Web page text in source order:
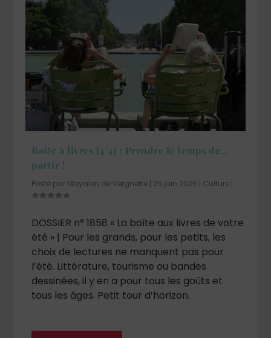
Boîte à livres (4/4) : Prendre le temps de…
partir !
Posté par Mayalen de Vergnette 26 juin 2026 Culture
DOSSIER n° 1858 « La boîte aux livres de votre
été » | Pour les grands, pour les petits, les
choix de lectures ne manquent pas pour
l’été. Littérature, tourisme ou bandes
dessinées, il y en a pour tous les goûts et
tous les âges. Petit tour d’horizon.